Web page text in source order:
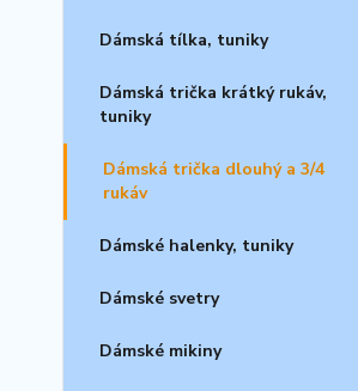
Dámská tílka, tuniky
Dámská trička krátký rukáv,
tuniky
Dámská trička dlouhý a 3/4
rukáv
Dámské halenky, tuniky
Dámské svetry
Dámské mikiny